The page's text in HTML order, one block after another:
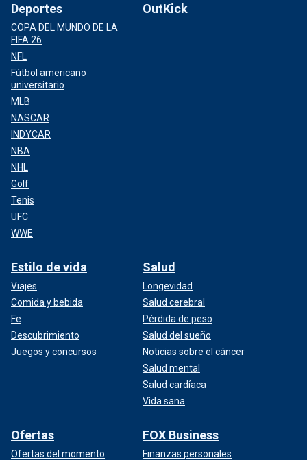
Deportes
COPA DEL MUNDO DE LA
FIFA 26
NFL
Fútbol americano
universitario
MLB
NASCAR
INDYCAR
NBA
NHL
Golf
Tenis
UFC
WWE
OutKick
Estilo de vida
Viajes
Comida y bebida
Fe
Descubrimiento
Juegos y concursos
Salud
Longevidad
Salud cerebral
Pérdida de peso
Salud del sueño
Noticias sobre el cáncer
Salud mental
Salud cardíaca
Vida sana
Ofertas
Ofertas del momento
FOX Business
Finanzas personales